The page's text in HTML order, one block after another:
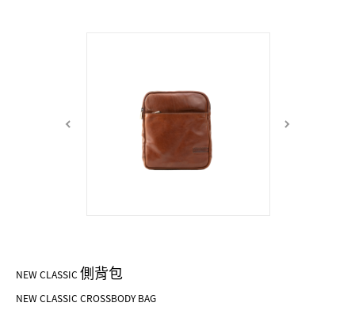
NEW CLASSIC 側背包
NEW CLASSIC CROSSBODY BAG